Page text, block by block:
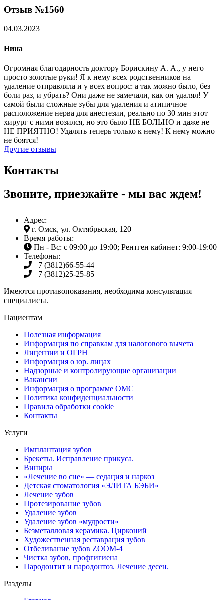
Отзыв №1560
04.03.2023
Нина
Огромная благодарность доктору Борискину А. А., у него
просто золотые руки! Я к нему всех родственников на
удаление отправляла и у всех вопрос: а так можно было, без
боли раз, и убрать? Они даже не замечали, как он удалял! У
самой были сложные зубы для удаления и атипичное
расположение нерва для анестезии, реально по 30 мин этот
хирург с ними возился, но это было НЕ БОЛЬНО и даже не
НЕ ПРИЯТНО! Удалять теперь только к нему! К нему можно
не боятся!
Другие отзывы
Контакты
Звоните, приезжайте - мы вас ждем!
Адрес:
г. Омск, ул. Октябрьская, 120
Время работы:
Пн - Вс: с 09:00 до 19:00; Рентген кабинет: 9:00-19:00
Телефоны:
+7 (3812)66-55-44
+7 (3812)25-25-85
Имеются противопоказания, необходима консультация
специалиста.
Пациентам
Полезная информация
Информация по справкам для налогового вычета
Лицензии и ОГРН
Информация о юр. лицах
Надзорные и контролирующие организации
Вакансии
Информация о программе ОМС
Политика конфиденциальности
Правила обработки cookie
Контакты
Услуги
Имплантация зубов
Брекеты. Исправление прикуса.
Виниры
«Лечение во сне» — седация и наркоз
Детская стоматология «ЭЛИТА БЭБИ»
Лечение зубов
Протезирование зубов
Удаление зубов
Удаление зубов «мудрости»
Безметалловая керамика. Цирконий
Художественная реставрация зубов
Отбеливание зубов ZOOM-4
Чистка зубов, профгигиена
Пародонтит и пародонтоз. Лечение десен.
Разделы